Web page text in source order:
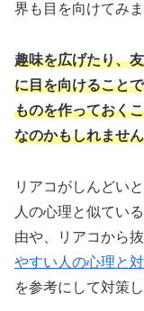
界も目を向けてみ
趣味を広げたり、
に目を向けること
ものを作っておく
なのかもしれませ
リアコがしんどい
人の心理と似てい
由や、リアコから
やすい人の心理と
を参考にして対策